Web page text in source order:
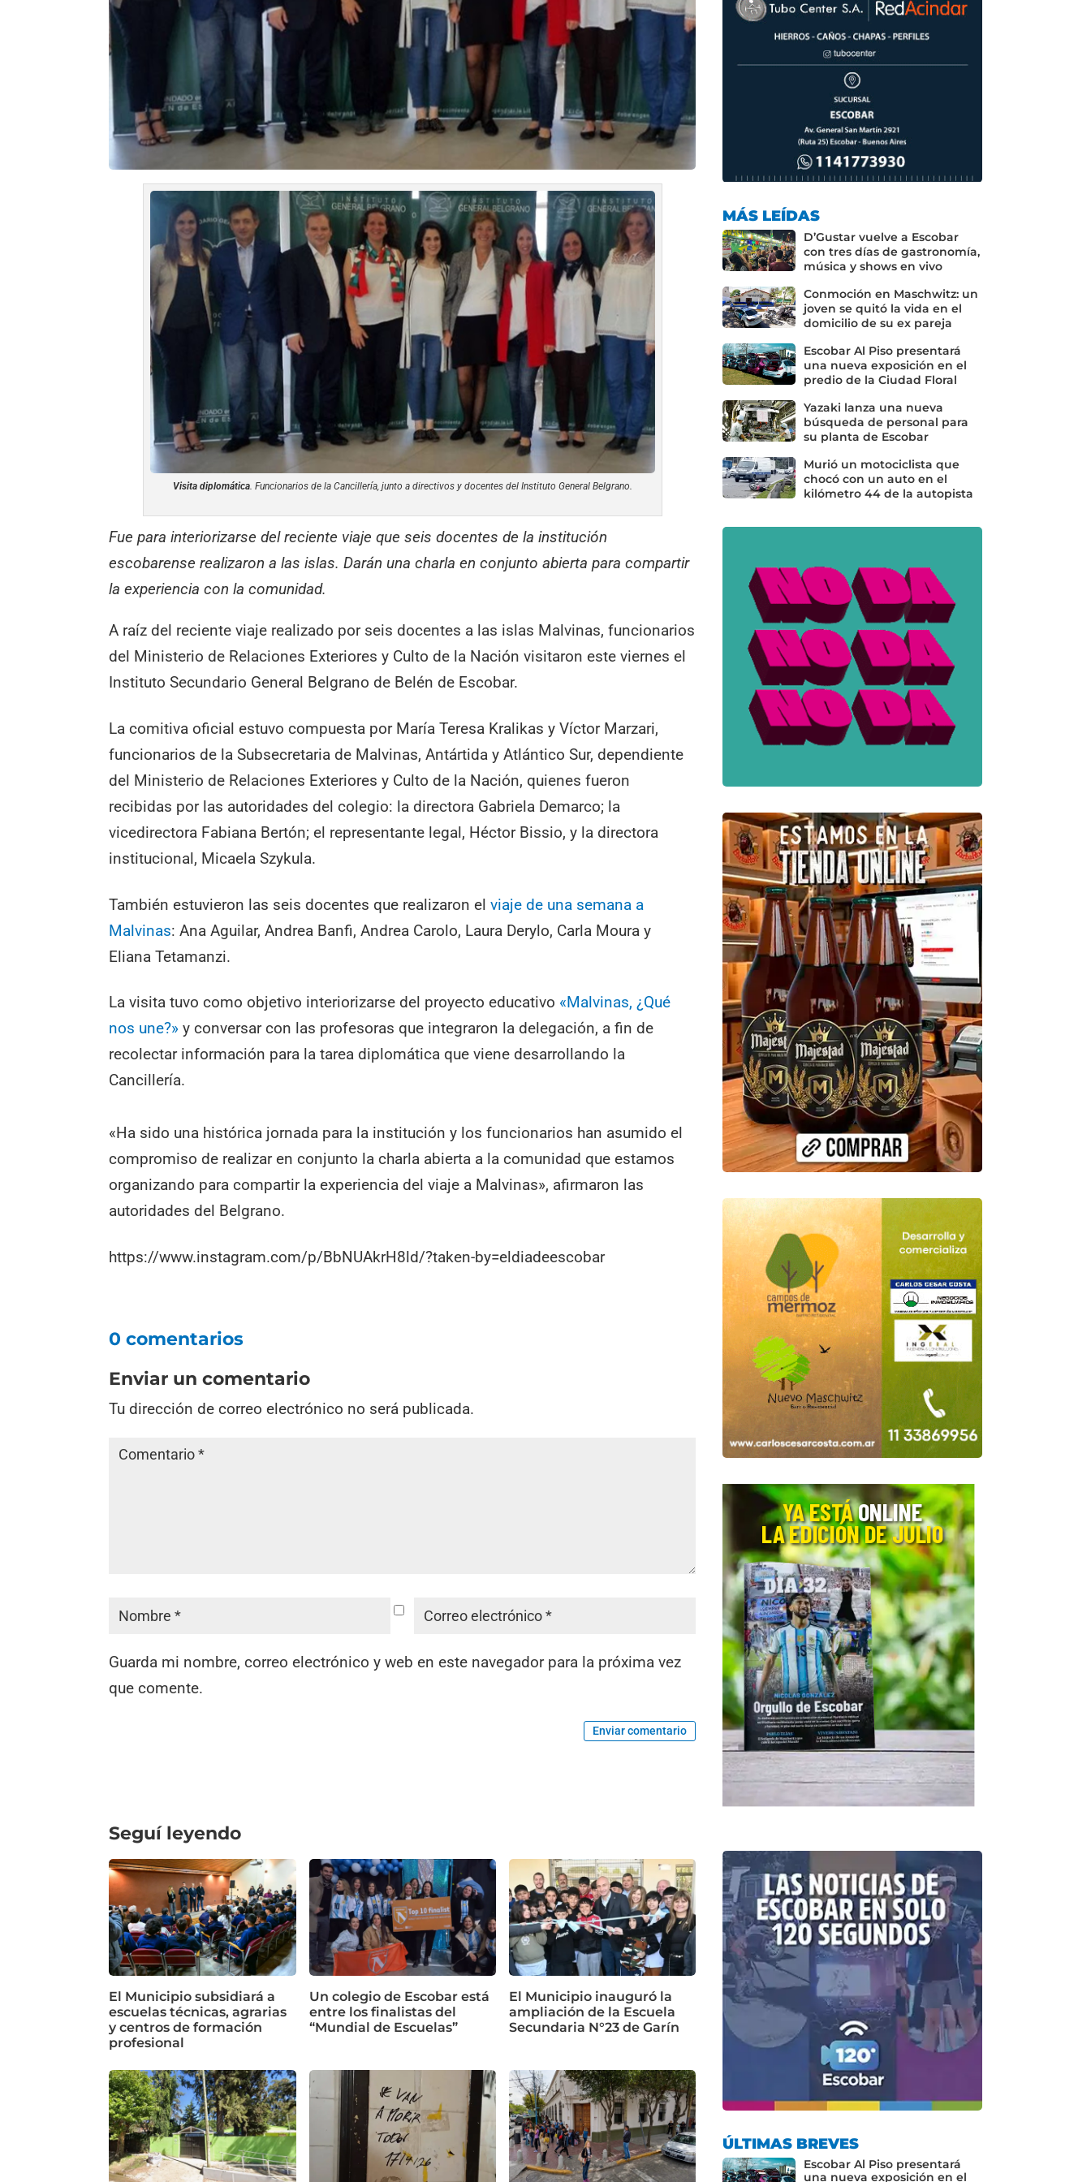
Visita diplomática. Funcionarios de la Cancillería, junto a directivos y docentes del Instituto General Belgrano.
Fue para interiorizarse del reciente viaje que seis docentes de la institución
escobarense realizaron a las islas. Darán una charla en conjunto abierta para compartir
la experiencia con la comunidad.
A raíz del reciente viaje realizado por seis docentes a las islas Malvinas, funcionarios
del Ministerio de Relaciones Exteriores y Culto de la Nación visitaron este viernes el
Instituto Secundario General Belgrano de Belén de Escobar.
La comitiva oficial estuvo compuesta por María Teresa Kralikas y Víctor Marzari,
funcionarios de la Subsecretaria de Malvinas, Antártida y Atlántico Sur, dependiente
del Ministerio de Relaciones Exteriores y Culto de la Nación, quienes fueron
recibidas por las autoridades del colegio: la directora Gabriela Demarco; la
vicedirectora Fabiana Bertón; el representante legal, Héctor Bissio, y la directora
institucional, Micaela Szykula.
También estuvieron las seis docentes que realizaron elviaje de una semana a
Malvinas: Ana Aguilar, Andrea Banfi, Andrea Carolo, Laura Derylo, Carla Moura y
Eliana Tetamanzi.
La visita tuvo como objetivo interiorizarse del proyecto educativo «Malvinas, ¿Qué
nos une?»y conversar con las profesoras que integraron la delegación, a fin de
recolectar información para la tarea diplomática que viene desarrollando la
Cancillería.
«Ha sido una histórica jornada para la institución y los funcionarios han asumido el
compromiso de realizar en conjunto la charla abierta a la comunidad que estamos
organizando para compartir la experiencia del viaje a Malvinas», afirmaron las
autoridades del Belgrano.
https://www.instagram.com/p/BbNUAkrH8ld/?taken-by=eldiadeescobar
0 comentarios
Enviar un comentario
Tu dirección de correo electrónico no será publicada.
Guarda mi nombre, correo electrónico y web en este navegador para la próxima vez
que comente.
Enviar comentario
Seguí leyendo
El Municipio subsidiará a
escuelas técnicas, agrarias
y centros de formación
profesional
Un colegio de Escobar está
entre los finalistas del
“Mundial de Escuelas”
El Municipio inauguró la
ampliación de la Escuela
Secundaria N°23 de Garín
MÁS LEÍDAS
D’Gustar vuelve a Escobar
con tres días de gastronomía,
música y shows en vivo
Conmoción en Maschwitz: un
joven se quitó la vida en el
domicilio de su ex pareja
Escobar Al Piso presentará
una nueva exposición en el
predio de la Ciudad Floral
Yazaki lanza una nueva
búsqueda de personal para
su planta de Escobar
Murió un motociclista que
chocó con un auto en el
kilómetro 44 de la autopista
ÚLTIMAS BREVES
Escobar Al Piso presentará
una nueva exposición en el